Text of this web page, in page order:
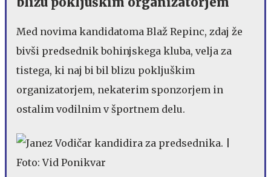
Med novima kandidatoma Blaž Repinc, zdaj že
bivši predsednik bohinjskega kluba, velja za
tistega, ki naj bi bil blizu pokljuškim
organizatorjem, nekaterim sponzorjem in
ostalim vodilnim v športnem delu.